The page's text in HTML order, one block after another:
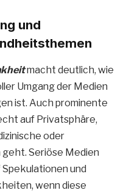
und
macht deutlich, wie
Umgang der Medien
ist. Auch prominente
auf Privatsphäre,
oder
Seriöse Medien
und
wenn diese